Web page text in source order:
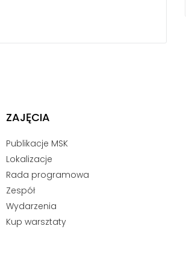
ZAJĘCIA
Publikacje MSK
Lokalizacje
Rada programowa
Zespół
Wydarzenia
Kup warsztaty